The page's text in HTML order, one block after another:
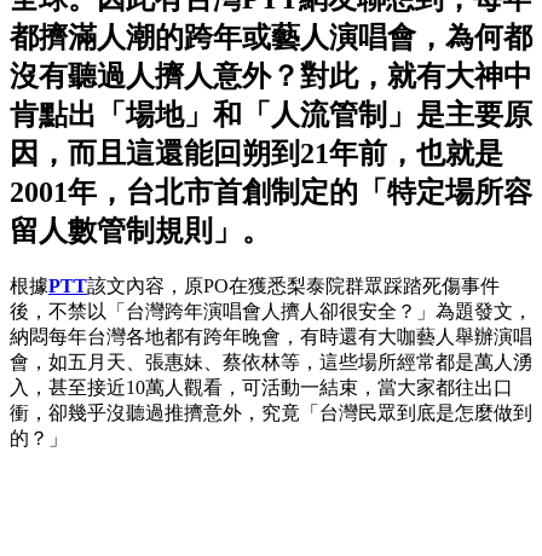
都擠滿人潮的跨年或藝人演唱會，為何都
沒有聽過人擠人意外？對此，就有大神中
肯點出「場地」和「人流管制」是主要原
因，而且這還能回朔到21年前，也就是
2001年，台北市首創制定的「特定場所容
留人數管制規則」。
根據PTT該文內容，原PO在獲悉梨泰院群眾踩踏死傷事件
後，不禁以「台灣跨年演唱會人擠人卻很安全？」為題發文，
納悶每年台灣各地都有跨年晚會，有時還有大咖藝人舉辦演唱
會，如五月天、張惠妹、蔡依林等，這些場所經常都是萬人湧
入，甚至接近10萬人觀看，可活動一結束，當大家都往出口
衝，卻幾乎沒聽過推擠意外，究竟「台灣民眾到底是怎麼做到
的？」